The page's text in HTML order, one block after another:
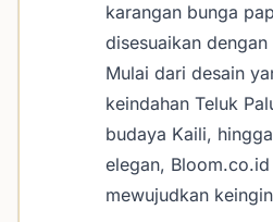
karangan bunga
disesuaikan
Mulai dari desain
keindahan Teluk
budaya Kaili,
elegan,
mewujudkan